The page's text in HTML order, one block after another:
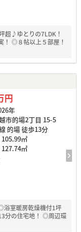
超♪ゆとりの7LDK！
◎８帖以上５部屋！
円
年
市的場2丁目 15-5
的場 徒歩13分
105.99㎡
127.74㎡
室暖房乾燥機付1坪
分の住宅地！ ◎周辺環